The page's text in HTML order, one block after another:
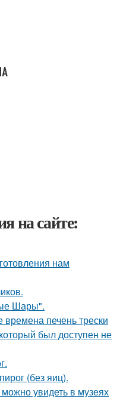
на сайте:
нам
Шары".
печень трески
был доступен не
(без яиц).
увидеть в музеях